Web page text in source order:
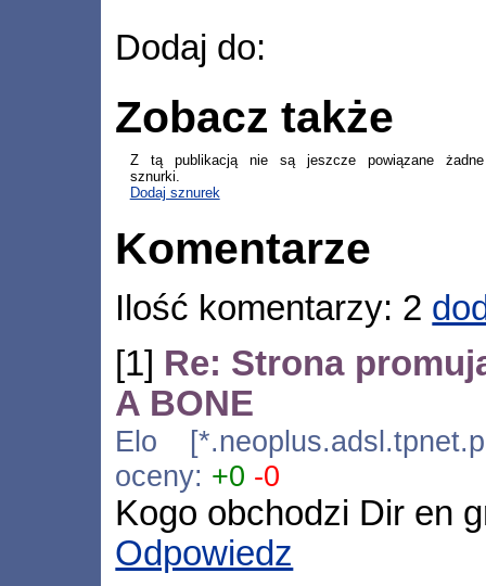
Dodaj do:
Zobacz także
Z tą publikacją nie są jeszcze powiązane żadne
sznurki.
Dodaj sznurek
Komentarze
Ilość komentarzy: 2
[1] Re: Strona
A BONE
Elo
oceny: +0 -0
Kogo obchodzi Dir en
Odpowiedz